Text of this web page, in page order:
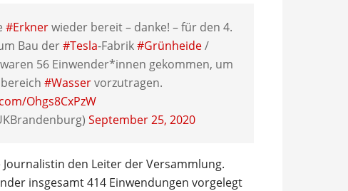
#Erknerwieder bereit – danke! – für den 4.
Bau der#Tesla-Fabrik#Grünheide/
56 Einwender*innen gekommen, um
#Wasservorzutragen.
Ohgs8CxPzW
September 25, 2020
den Leiter der Versammlung.
insgesamt 414 Einwendungen vorgelegt